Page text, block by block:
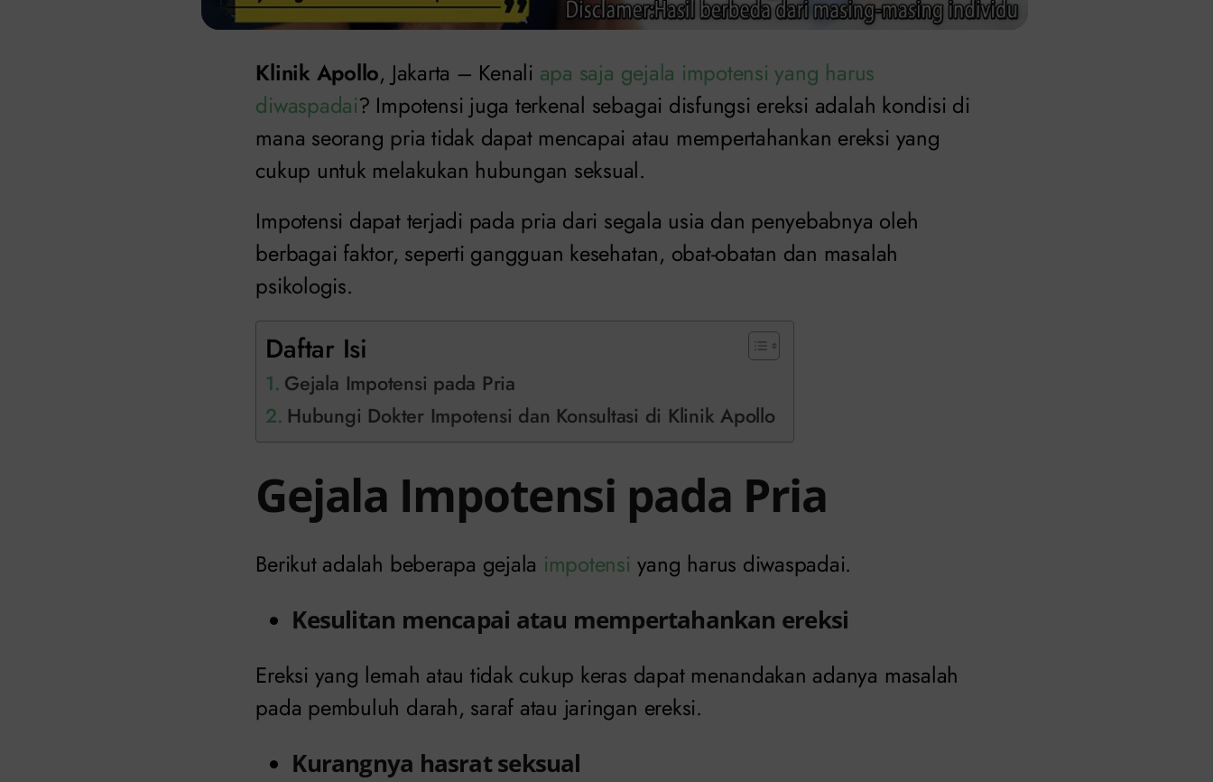
Klinik Apollo, Jakarta – Kenali apa saja gejala impotensi yang harus
diwaspadai? Impotensi juga terkenal sebagai disfungsi ereksi adalah kondisi di
mana seorang pria tidak dapat mencapai atau mempertahankan ereksi yang
cukup untuk melakukan hubungan seksual.
Impotensi dapat terjadi pada pria dari segala usia dan penyebabnya oleh
berbagai faktor, seperti gangguan kesehatan, obat-obatan dan masalah
psikologis.
Daftar Isi
Gejala Impotensi pada Pria
Hubungi Dokter Impotensi dan Konsultasi di Klinik Apollo
Gejala Impotensi pada Pria
Berikut adalah beberapa gejala impotensi yang harus diwaspadai.
Kesulitan mencapai atau mempertahankan ereksi
Ereksi yang lemah atau tidak cukup keras dapat menandakan adanya masalah
pada pembuluh darah, saraf atau jaringan ereksi.
Kurangnya hasrat seksual